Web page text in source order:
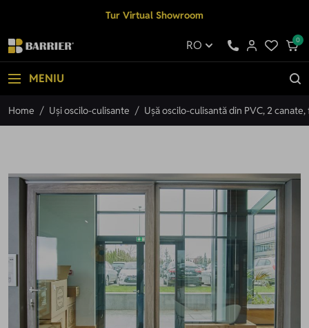
Tur Virtual Showroom
RO 0
MENIU
Home / Uși oscilo-culisante / Ușă oscilo-culisantă din PVC, 2